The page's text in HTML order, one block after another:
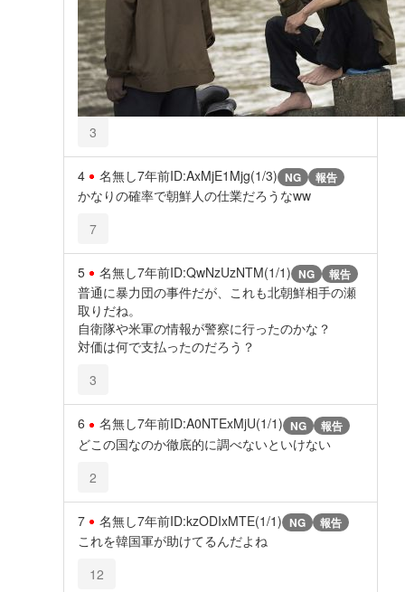
3
4 名無し7年前ID:AxMjE1Mjg(1/3) NG 報告
かなりの確率で朝鮮人の仕業だろうなww
7
5 名無し7年前ID:QwNzUzNTM(1/1) NG 報告
普通に暴力団の事件だが、これも北朝鮮相手の瀬
取りだね。
自衛隊や米軍の情報が警察に行ったのかな？
対価は何で支払ったのだろう？
3
6 名無し7年前ID:A0NTExMjU(1/1) NG 報告
どこの国なのか徹底的に調べないといけない
2
7 名無し7年前ID:kzODIxMTE(1/1) NG 報告
これを韓国軍が助けてるんだよね
12